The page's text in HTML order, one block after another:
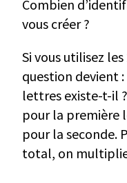
Combien
vous créer ?
Si vous utilisez
question devient
lettres existe-t-il
pour la première
pour la seconde.
total, on